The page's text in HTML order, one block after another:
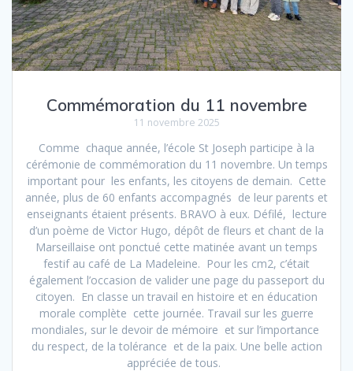
Commémoration du 11 novembre
11 novembre 2025
Comme chaque année, l’école St Joseph participe à la
cérémonie de commémoration du 11 novembre. Un temps
important pour les enfants, les citoyens de demain. Cette
année, plus de 60 enfants accompagnés de leur parents et
enseignants étaient présents. BRAVO à eux. Défilé, lecture
d’un poème de Victor Hugo, dépôt de fleurs et chant de la
Marseillaise ont ponctué cette matinée avant un temps
festif au café de La Madeleine. Pour les cm2, c’était
également l’occasion de valider une page du passeport du
citoyen. En classe un travail en histoire et en éducation
morale complète cette journée. Travail sur les guerre
mondiales, sur le devoir de mémoire et sur l’importance
du respect, de la tolérance et de la paix. Une belle action
appréciée de tous.